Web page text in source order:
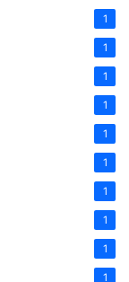
1
1
1
1
1
1
1
1
1
1